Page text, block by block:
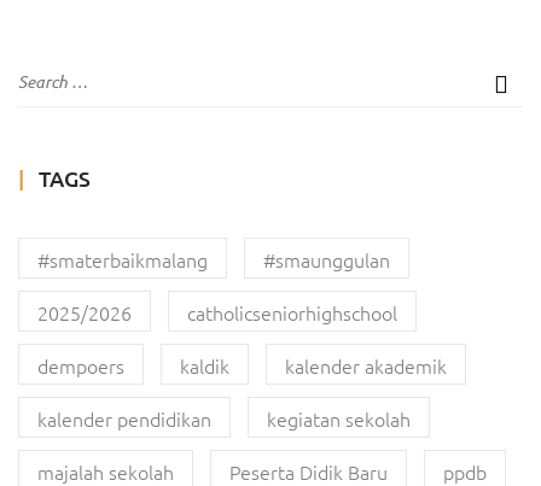
TAGS
#smaterbaikmalang
#smaunggulan
2025/2026
catholicseniorhighschool
dempoers
kaldik
kalender akademik
kalender pendidikan
kegiatan sekolah
majalah sekolah
Peserta Didik Baru
ppdb